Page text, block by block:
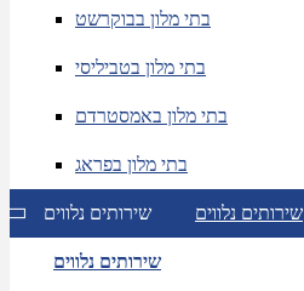
בתי מלון בבוקרשט
בתי מלון בטביליסי
בתי מלון באמסטרדם
בתי מלון בפראג
שירותים נלווים שירותים נלווים
שירותים נלווים